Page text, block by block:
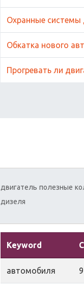
Охранные
Обкатка нового
Прогревать ли
двигатель полезные
дизеля
Keyword
автомобиля 9